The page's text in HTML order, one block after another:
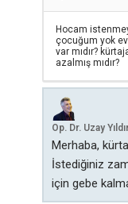
Hocam
çocuğum yok
var mıdır?
azalmış mıdır?
Op. Dr. Uzay
Merhaba,
İstediğiniz
için gebe